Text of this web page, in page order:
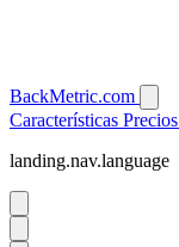
BackMetric.com
Características Precios
landing.nav.language